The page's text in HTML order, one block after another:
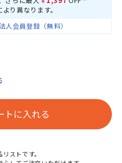
り異なります。
法人会員登録（無料）
トに入れる
ストです。